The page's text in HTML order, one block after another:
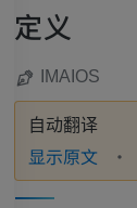
定义
IMAIOS
自动翻译
显示原文